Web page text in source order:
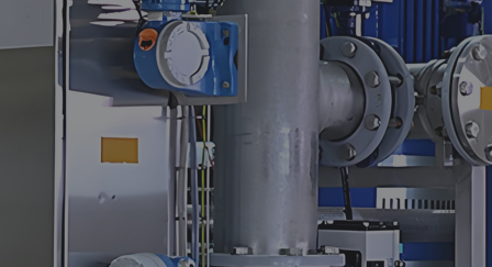
新闻动态 
工程案例
联系我们